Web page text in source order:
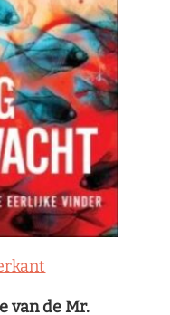
van de Mr.